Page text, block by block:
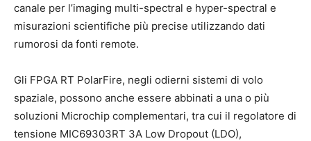
canale per l’imaging multi-spectral e hyper-spectral e
misurazioni scientifiche più precise utilizzando dati
rumorosi da fonti remote.
Gli FPGA RT PolarFire, negli odierni sistemi di volo
spaziale, possono anche essere abbinati a una o più
soluzioni Microchip complementari, tra cui il regolatore di
tensione MIC69303RT 3A Low Dropout (LDO),